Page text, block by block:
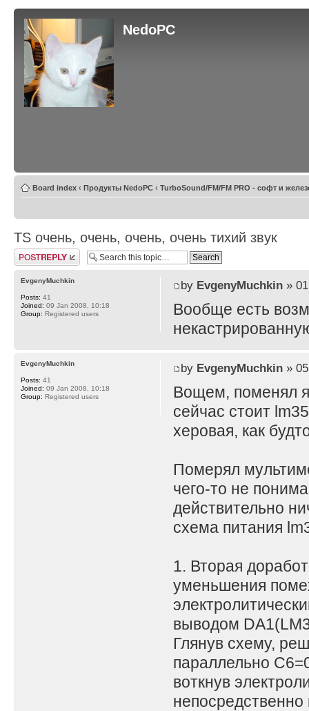
NedoPC
Board index ‹ Продукты NedoPC ‹ TurboSound/FM/FM PRO - софт и
TS очень, очень, очень, очень тихий звук
Post a reply
by EvgenyMuchkin» 01
Вообще есть
EvgenyMuchkin
Posts: 41
Joined: 09 Jan 2008, 10:18
Group: Registered users
by EvgenyMuchkin» 05
Вощем, поменял
сейчас стоит
херовая, как
Померял
чего-то не
действительно
схема питания
1. Вторая
уменьшения
выводом
Глянув схему,
параллельно
воткнув
EvgenyMuchkin
Posts: 41
Joined: 09 Jan 2008, 10:18
Group: Registered users